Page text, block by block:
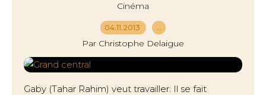
Cinéma
04.11.2013 …
Par Christophe Delaigue
Gaby (Tahar Rahim) veut travailler. Il se fait